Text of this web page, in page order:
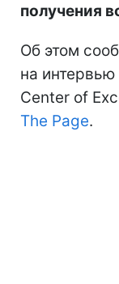
получения
Об этом
на
Center of
The Page.